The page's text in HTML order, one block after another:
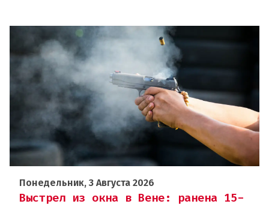
Понедельник, 3 Августа 2026
Выстрел из окна в Вене: ранена 15-